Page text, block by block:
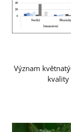
Význam
kvality